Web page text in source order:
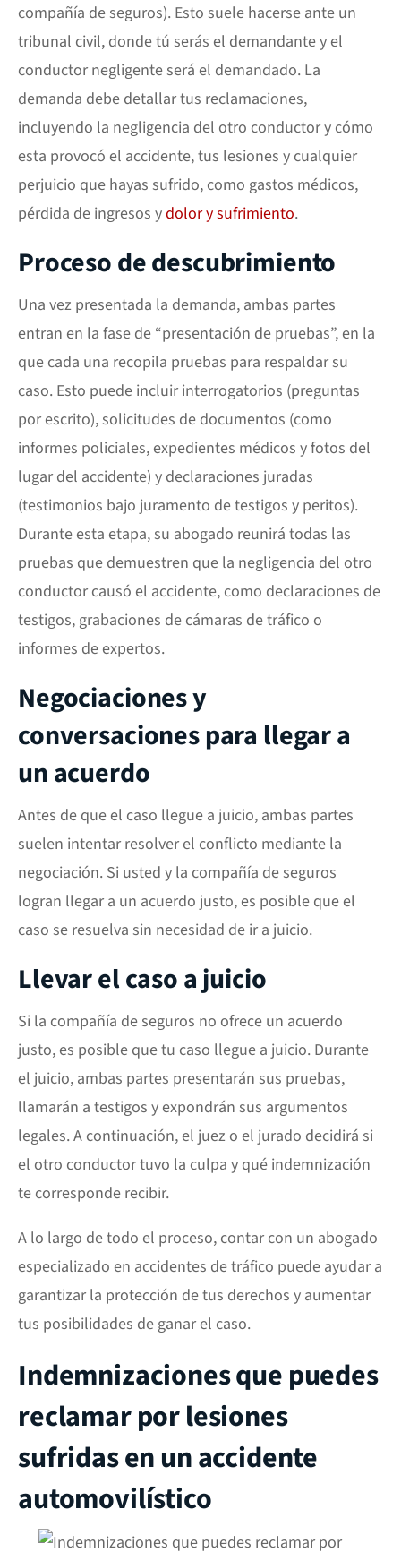
compañía de seguros). Esto suele hacerse ante un
tribunal civil, donde tú serás el demandante y el
conductor negligente será el demandado. La
demanda debe detallar tus reclamaciones,
incluyendo la negligencia del otro conductor y cómo
esta provocó el accidente, tus lesiones y cualquier
perjuicio que hayas sufrido, como gastos médicos,
pérdida de ingresos ydolor y sufrimiento.
Proceso de descubrimiento
Una vez presentada la demanda, ambas partes
entran en la fase de “presentación de pruebas”, en la
que cada una recopila pruebas para respaldar su
caso. Esto puede incluir interrogatorios (preguntas
por escrito), solicitudes de documentos (como
informes policiales, expedientes médicos y fotos del
lugar del accidente) y declaraciones juradas
(testimonios bajo juramento de testigos y peritos).
Durante esta etapa, su abogado reunirá todas las
pruebas que demuestren que la negligencia del otro
conductor causó el accidente, como declaraciones de
testigos, grabaciones de cámaras de tráfico o
informes de expertos.
Negociaciones y
conversaciones para llegar a
un acuerdo
Antes de que el caso llegue a juicio, ambas partes
suelen intentar resolver el conflicto mediante la
negociación. Si usted y la compañía de seguros
logran llegar a un acuerdo justo, es posible que el
caso se resuelva sin necesidad de ir a juicio.
Llevar el caso a juicio
Si la compañía de seguros no ofrece un acuerdo
justo, es posible que tu caso llegue a juicio. Durante
el juicio, ambas partes presentarán sus pruebas,
llamarán a testigos y expondrán sus argumentos
legales. A continuación, el juez o el jurado decidirá si
el otro conductor tuvo la culpa y qué indemnización
te corresponde recibir.
A lo largo de todo el proceso, contar con un abogado
especializado en accidentes de tráfico puede ayudar a
garantizar la protección de tus derechos y aumentar
tus posibilidades de ganar el caso.
Indemnizaciones que puedes
reclamar por lesiones
sufridas en un accidente
automovilístico